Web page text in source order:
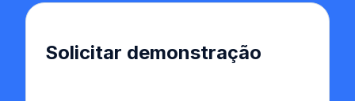
Solicitar demonstração